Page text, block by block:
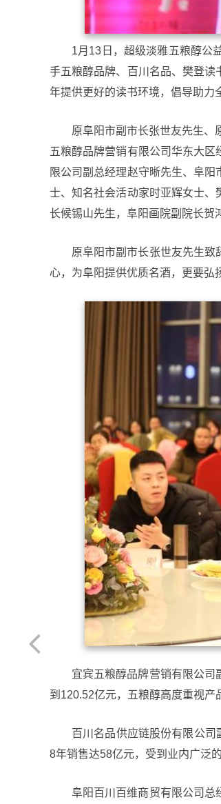
1月13日，超级淡雅五粮醇公
手五粮醇品牌、百川名品、樊登
年提供更好的读书环境，倡导助力
原阜阳市副市长张世友先生、
五粮醇品牌营销有限公司华东大
限公司副总经理赵守晰先生、阜
士、知名社会活动家时亚辉女士
长候锡山先生，阜阳画院副院长贺
原阜阳市副市长张世友先生
心，为阜阳提供优质名酒，更要弘
宜宾五粮醇品牌营销有限公
到120.52亿元，五粮醇高度重视产
百川名品供应链股份有限公
8年销售达58亿元，受到业内广泛
阜阳百川百维商贸有限公司总